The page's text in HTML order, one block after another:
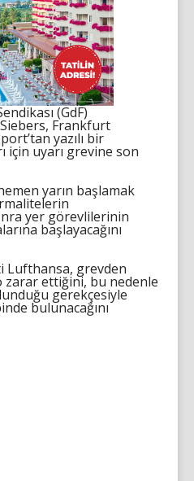
(GdF)
Frankfurt
yazılı bir
için uyarı grevine son
yarın başlamak
yer görevlilerinin
başlayacağını
Lufthansa, grevden
zarar ettiğini, bu nedenle
gerekçesiyle
bulunacağını